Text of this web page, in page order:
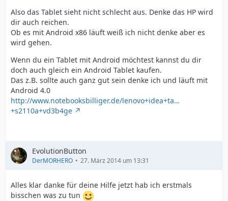
Also das Tablet sieht nicht schlecht aus. Denke das HP wird
dir auch reichen.
Ob es mit Android x86 läuft weiß ich nicht denke aber es
wird gehen.
Wenn du ein Tablet mit Android möchtest kannst du dir
doch auch gleich ein Android Tablet kaufen.
Das z.B. sollte auch ganz gut sein denke ich und läuft mit
Android 4.0
http://www.notebooksbilliger.de/lenovo+idea+ta…
+s2110a+vd3b4ge
EvolutionButton
DerMORHERO 27. März 2014 um 13:31
Alles klar danke für deine Hilfe jetzt hab ich erstmals
bisschen was zu tun